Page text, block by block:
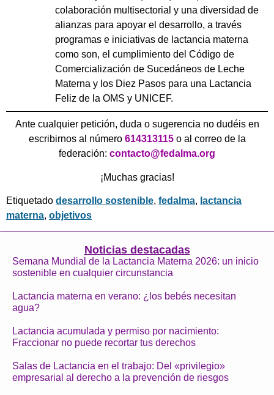
colaboración multisectorial y una diversidad de
alianzas para apoyar el desarrollo, a través
programas e iniciativas de lactancia materna
como son, el cumplimiento del Código de
Comercialización de Sucedáneos de Leche
Materna y los Diez Pasos para una Lactancia
Feliz de la OMS y UNICEF.
Ante cualquier petición, duda o sugerencia no dudéis en
escribirnos al número 614313115 o al correo de la
federación: contacto@fedalma.org
¡Muchas gracias!
Etiquetado desarrollo sostenible, fedalma, lactancia
materna, objetivos
Noticias destacadas
Semana Mundial de la Lactancia Materna 2026: un inicio
sostenible en cualquier circunstancia
Lactancia materna en verano: ¿los bebés necesitan
agua?
Lactancia acumulada y permiso por nacimiento:
Fraccionar no puede recortar tus derechos
Salas de Lactancia en el trabajo: Del «privilegio»
empresarial al derecho a la prevención de riesgos